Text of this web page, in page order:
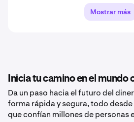
Mostrar más
Inicia tu camino en el
Da un paso hacia el futuro del
forma rápida y segura, todo
que confían millones de personas